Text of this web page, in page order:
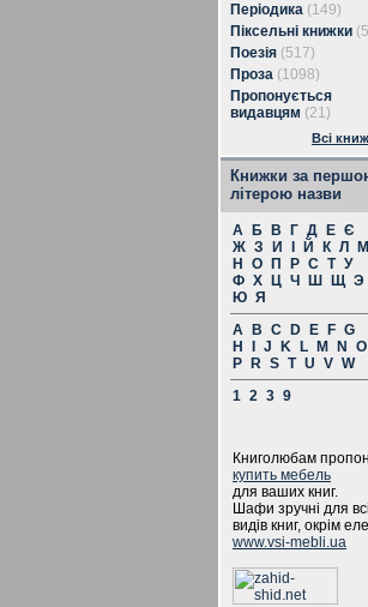
Періодика (149)
Піксельні книжки
Поезія (517)
Проза (1098)
Пропонується
видавцям (21)
Всі
Книжки за
літерою назви
А Б В Г Д Е Є
Ж З И Й К Л
М
Н
О П Р С Т У
Ф Х Ц Ч Ш Щ Э
Ю Я
A
B C D E F G
H
J K L M N
O
P
R S T U V W
1 2 3 9
Книголюбам
купить мебель
для ваших книг.
Шафи зручні для
видів книг, окрім
www.vsi-mebli.ua